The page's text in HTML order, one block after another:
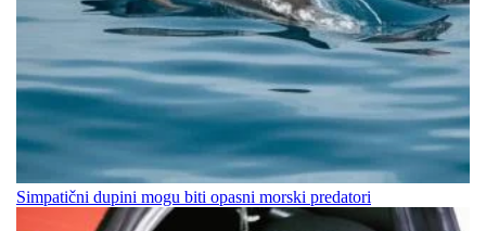
Simpatični dupini mogu biti opasni morski predatori